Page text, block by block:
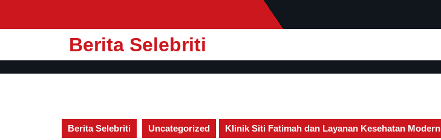
content
Berita Selebriti
Berita Selebriti Uncategorized Klinik Siti Fatimah dan Layanan Kesehatan Modern